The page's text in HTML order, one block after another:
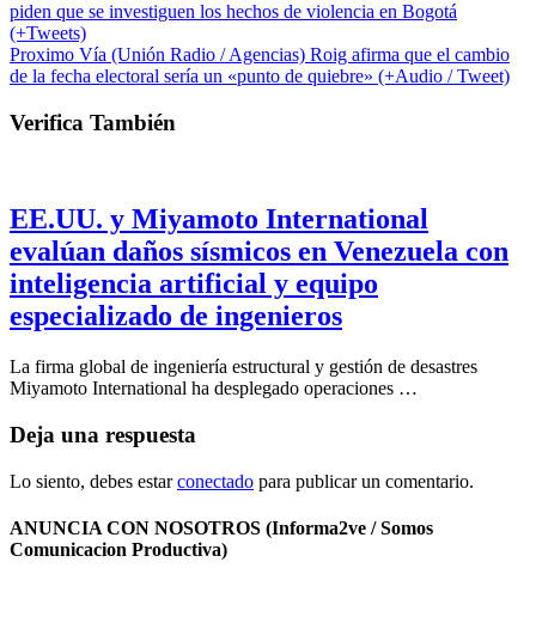
piden que se investiguen los hechos de violencia en Bogotá
(+Tweets)
Proximo Vía (Unión Radio / Agencias) Roig afirma que el cambio
de la fecha electoral sería un «punto de quiebre» (+Audio / Tweet)
Verifica También
EE.UU. y Miyamoto International
evalúan daños sísmicos en Venezuela con
inteligencia artificial y equipo
especializado de ingenieros
La firma global de ingeniería estructural y gestión de desastres
Miyamoto International ha desplegado operaciones …
Deja una respuesta
Lo siento, debes estarconectado para publicar un comentario.
ANUNCIA CON NOSOTROS (Informa2ve / Somos
Comunicacion Productiva)